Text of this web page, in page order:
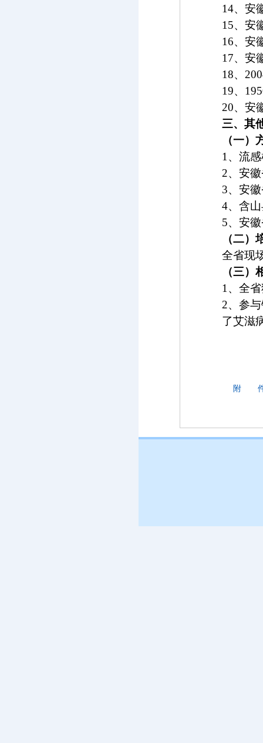
14、安
15、安
16、安
17、安
18、
19、
20、安
三、其
（一）
1、流
2、安
3、安
4、含
5、安
（二）
全省现
（三）
1、全
2、参
了艾滋
附